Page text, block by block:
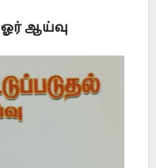
ஓர் ஆய்வு